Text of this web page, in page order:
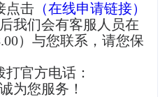
点击 （在线申请链接）
我们会有客服人员在
）与您联系，请您保
官方电话：
为您服务！